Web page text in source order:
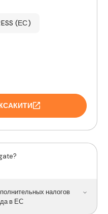
(ЕС)
налогов
в ЕС